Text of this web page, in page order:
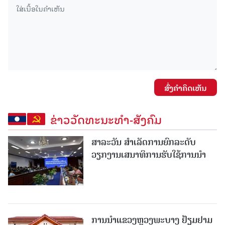
ສົ່ງຄໍາຄິດເຫັນ
ຂ່າວວັດທະນະທຳ-ສັງຄົມ
ສາລະວັນ ສໍາເລັດການຍົກລະດັບ
ວຽກງານເສນາທິການຮັບໃຊ້ການນໍາ
ການນຳແຂວງຫຼວງພະບາງ ຢ້ຽມ​ຢາມ